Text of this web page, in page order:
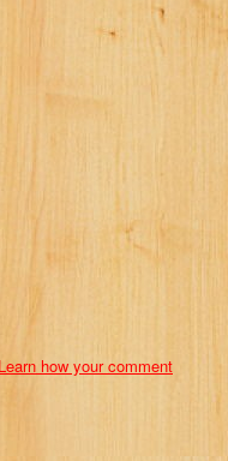
Learn how your comment